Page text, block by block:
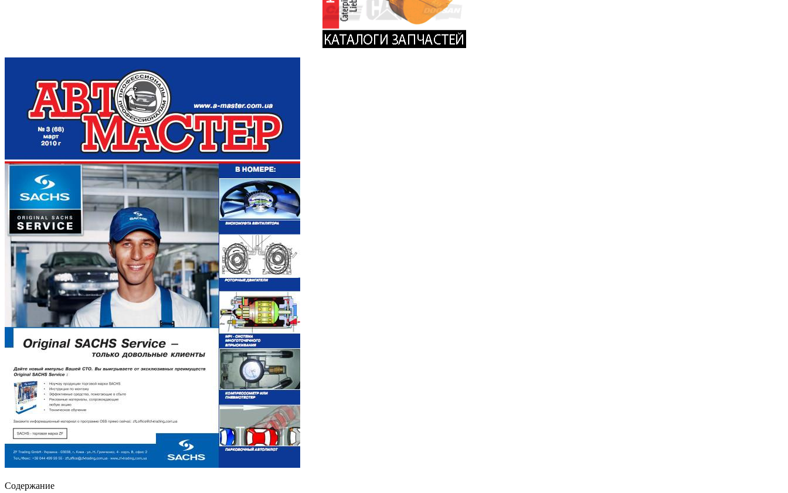
Содержание